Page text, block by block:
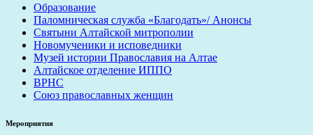
Образование
Паломническая служба «Благодать»/ Анонсы
Святыни Алтайской митрополии
Новомученики и исповедники
Музей истории Православия на Алтае
Алтайское отделение ИППО
ВРНС
Союз православных женщин
Мероприятия